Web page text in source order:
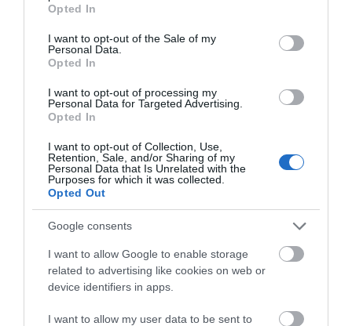
use your data for below specified purposes in below Google
consent section.
Opted In
I want to opt-out of the Sale of my
Personal Data.
Opted In
I want to opt-out of processing my
Personal Data for Targeted Advertising.
Opted In
I want to opt-out of Collection, Use,
Retention, Sale, and/or Sharing of my
Personal Data that Is Unrelated with the
Purposes for which it was collected.
Opted Out
Google consents
I want to allow Google to enable storage
related to advertising like cookies on web or
device identifiers in apps.
I want to allow my user data to be sent to
Θυροτηλέφωνο 2
344033
Διαθέσιμο
77,18 €
θυροτηλέφωνο IRIS HT 501
Διαθέσιμο Κατόπιν Παραγγελίας
28,83 €